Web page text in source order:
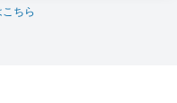
ちら